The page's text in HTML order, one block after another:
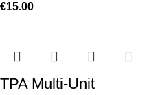
€15.00
TPA Multi-Unit